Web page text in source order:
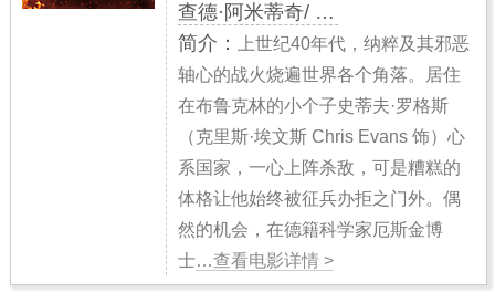
查德·阿米蒂奇/ …
简介：
上世纪40年代，纳粹及其邪恶
轴心的战火烧遍世界各个角落。居住
在布鲁克林的小个子史蒂夫·罗格斯
（克里斯·埃文斯 Chris Evans 饰）心
系国家，一心上阵杀敌，可是糟糕的
体格让他始终被征兵办拒之门外。偶
然的机会，在德籍科学家厄斯金博
士…查看电影详情 >